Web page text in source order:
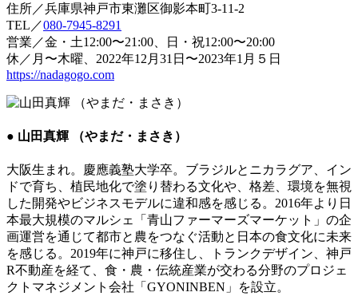
住所／兵庫県神戸市東灘区御影本町3-11-2
TEL／080-7945-8291
営業／金・土12:00〜21:00、日・祝12:00〜20:00
休／月〜木曜、2022年12月31日〜2023年1月５日
https://nadagogo.com
● 山田真輝 （やまだ・まさき）
大阪生まれ。慶應義塾大学卒。ブラジルとニカラグア、イン
ドで育ち、植民地化で塗り替わる文化や、格差、環境を無視
した開発やビジネスモデルに違和感を感じる。2016年より日
本最大規模のマルシェ「青山ファーマーズマーケット」の企
画運営を通じて都市と農をつなぐ活動と日本の食文化に未来
を感じる。2019年に神戸に移住し、トランクデザイン、神戸
R不動産を経て、食・農・伝統産業が交わる分野のプロジェ
クトマネジメント会社「GYONINBEN」を設立。